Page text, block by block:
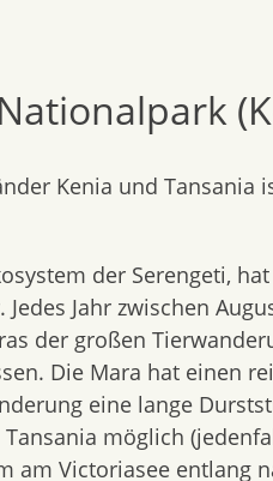
Kenia und Tansania
der Serengeti,
Jahr zwischen
der großen
Die Mara hat einen
eine lange
möglich
am Victoriasee entlang